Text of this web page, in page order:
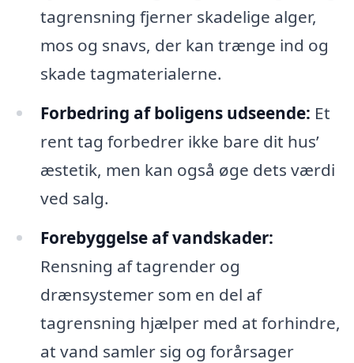
tagrensning fjerner skadelige alger,
mos og snavs, der kan trænge ind og
skade tagmaterialerne.
Forbedring af boligens udseende: Et
rent tag forbedrer ikke bare dit hus’
æstetik, men kan også øge dets værdi
ved salg.
Forebyggelse af vandskader:
Rensning af tagrender og
drænsystemer som en del af
tagrensning hjælper med at forhindre,
at vand samler sig og forårsager